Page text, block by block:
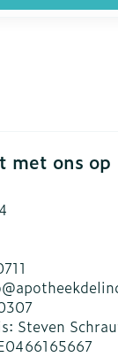
met ons op
Steven